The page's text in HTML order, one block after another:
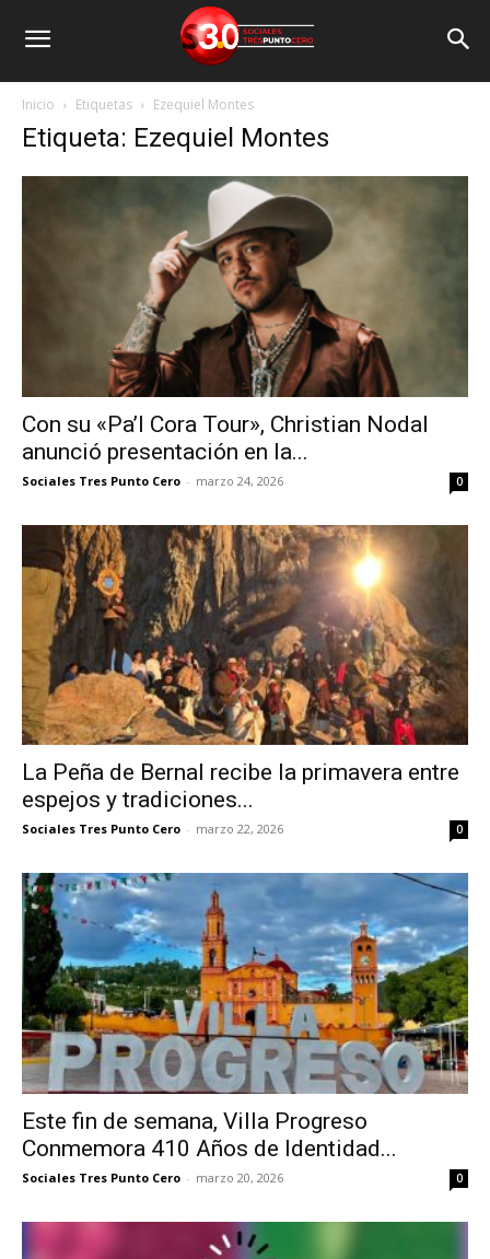
Inicio Etiquetas Ezequiel Montes
Etiqueta: Ezequiel Montes
Con su «Pa’l Cora Tour», Christian Nodal
anunció presentación en la...
Sociales Tres Punto Cero - marzo 24, 2026 0
La Peña de Bernal recibe la primavera entre
espejos y tradiciones...
Sociales Tres Punto Cero - marzo 22, 2026 0
Este fin de semana, Villa Progreso
Conmemora 410 Años de Identidad...
Sociales Tres Punto Cero - marzo 20, 2026 0